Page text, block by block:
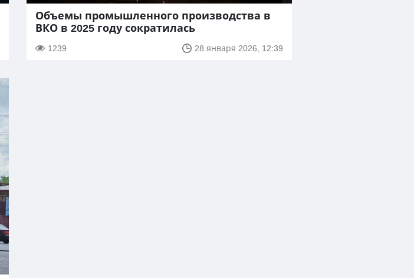
Объемы промышленного производства в
ВКО в 2025 году сократилась
1239 28 января 2026, 12:39